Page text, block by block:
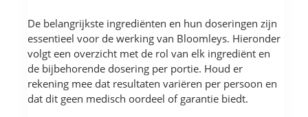
De belangrijkste ingrediënten en hun doseringen zijn
essentieel voor de werking van Bloomleys. Hieronder
volgt een overzicht met de rol van elk ingrediënt en
de bijbehorende dosering per portie. Houd er
rekening mee dat resultaten variëren per persoon en
dat dit geen medisch oordeel of garantie biedt.